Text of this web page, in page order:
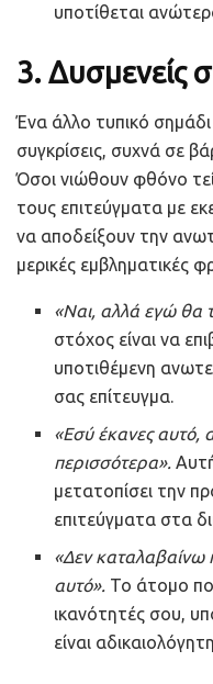
υποτίθεται
3. Δυσμενείς
Ένα άλλο τυπικό σημάδι
συγκρίσεις, συχνά σε
Όσοι νιώθουν φθόνο
τους επιτεύγματα με
να αποδείξουν την
μερικές εμβληματικές
«Ναι, αλλά εγώ θα
στόχος είναι να
υποτιθέμενη
σας επίτευγμα.
«Εσύ έκανες αυτό,
περισσότερα».
μετατοπίσει την
επιτεύγματα στα
«Δεν καταλαβαίνω
αυτό». Το άτομο
ικανότητές σου,
είναι